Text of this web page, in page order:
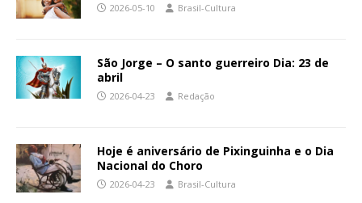
2026-05-10 Brasil-Cultura
São Jorge – O santo guerreiro Dia: 23 de
abril
2026-04-23 Redação
Hoje é aniversário de Pixinguinha e o Dia
Nacional do Choro
2026-04-23 Brasil-Cultura